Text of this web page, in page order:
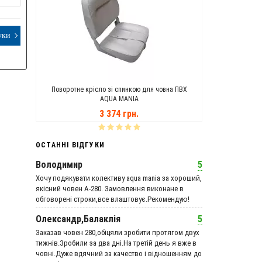
Поворотне крісло зі спинкою для човна ПВХ
AQUA MANIA
3 374 грн.
ОСТАННІ ВІДГУКИ
Володимир 5
Хочу подякувати колективу aqua mania за хороший,
якісний човен А-280. Замовлення виконане в
обговорені строки,все влаштовує.Рекомендую!
Олександр,Балаклія 5
Заказав човен 280,обіцяли зробити протягом двух
тижнів.Зробили за два дні.На третій день я вже в
човні.Дуже вдячний за качество і відношенням до